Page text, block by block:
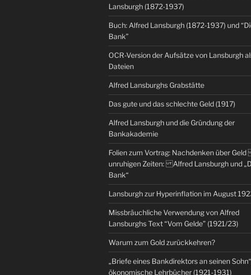
Lansburgh (1872-1937)
Buch: Alfred Lansburgh (1872-1937) und
Bank”
OCR-Version der Aufsätze von Lansburgh
Dateien
Alfred Lansburghs Grabstätte
Das gute und das schlechte Geld (1917)
Alfred Lansburgh und die Gründung der
Bankakademie
Folien zum Vortrag: Nachdenken über
unruhigen Zeiten: Alfred Lansburgh und
Bank“
Lansburgh zur Hyperinflation im August
Missbräuchliche Verwendung von Alfred
Lansburghs Text “Vom Gelde” (1921/23)
Warum zum Gold zurückkehren?
„Briefe eines Bankdirektors an seinen
ökonomische Lehrbücher (1921-1931)